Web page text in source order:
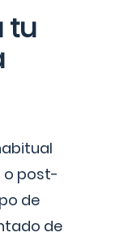
tu
o post-
de
de